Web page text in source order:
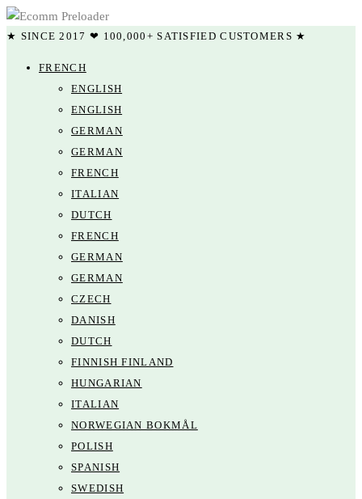
★ SINCE 2017 ❤ 100,000+ SATISFIED CUSTOMERS ★
FRENCH
ENGLISH
ENGLISH
GERMAN
GERMAN
FRENCH
ITALIAN
DUTCH
FRENCH
GERMAN
GERMAN
CZECH
DANISH
DUTCH
FINNISH FINLAND
HUNGARIAN
ITALIAN
NORWEGIAN BOKMÅL
POLISH
SPANISH
SWEDISH